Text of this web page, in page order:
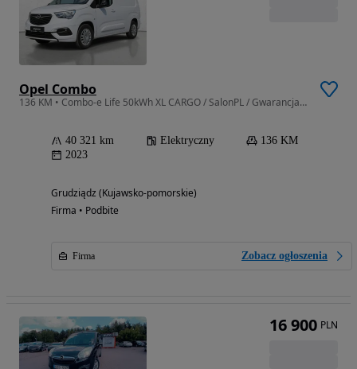
Opel Combo
136 KM • Combo-e Life 50kWh XL CARGO / SalonPL / Gwarancja od RiA
40 321 km Elektryczny
136 KM
2023
Grudziądz (Kujawsko-pomorskie)
Firma • Podbite
Firma Zobacz ogłoszenia
16 900 PLN